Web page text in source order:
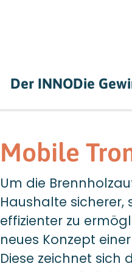
Der INNODie
Mobile
Um die
Haushalte sicherer,
effizienter zu
neues Konzept
Diese zeichnet sich